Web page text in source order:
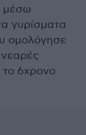
μέσω
γυρίσματα
ομολόγησε
το 6χρονο